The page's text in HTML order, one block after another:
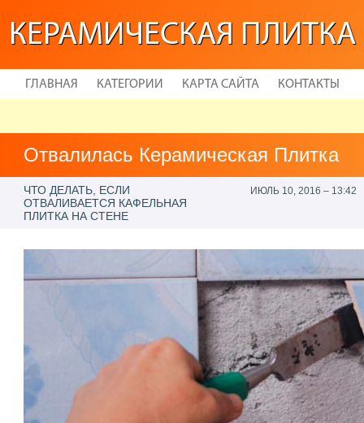
КЕРАМИЧЕСКАЯ ПЛИТКА
ГЛАВНАЯ КАТЕГОРИИ КАРТА САЙТА КОНТАКТЫ
Отвалилась Керамическая Плитка
ЧТО ДЕЛАТЬ, ЕСЛИ
ОТВАЛИВАЕТСЯ КАФЕЛЬНАЯ
ПЛИТКА НА СТЕНЕ
ИЮЛЬ 10, 2016 – 13:42